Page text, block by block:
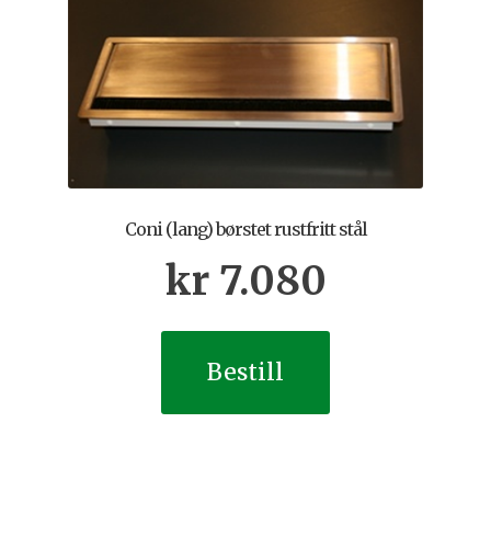
Coni (lang) børstet rustfritt stål
kr7.080
Bestill